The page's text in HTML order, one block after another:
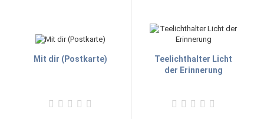
Mit dir (Postkarte)
Teelichthalter Licht
der Erinnerung